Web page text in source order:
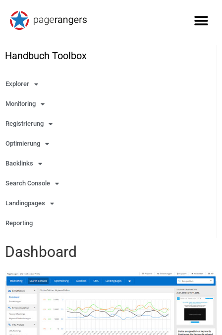
Handbuch Toolbox
Explorer
Monitoring
Registrierung
Optimierung
Backlinks
Search Console
Landingpages
Reporting
Dashboard